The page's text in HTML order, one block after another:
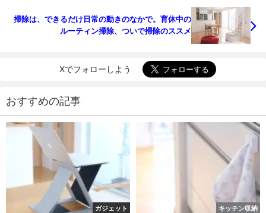
掃除は、できるだけ日常の動きのなかで。育休中の
ルーティン掃除、ついで掃除のススメ
Xでフォローしよう
おすすめの記事
ガジェット キッチン収納